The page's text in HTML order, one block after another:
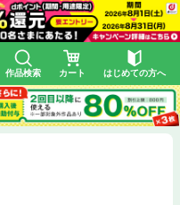
作品検索 カート はじめての方へ